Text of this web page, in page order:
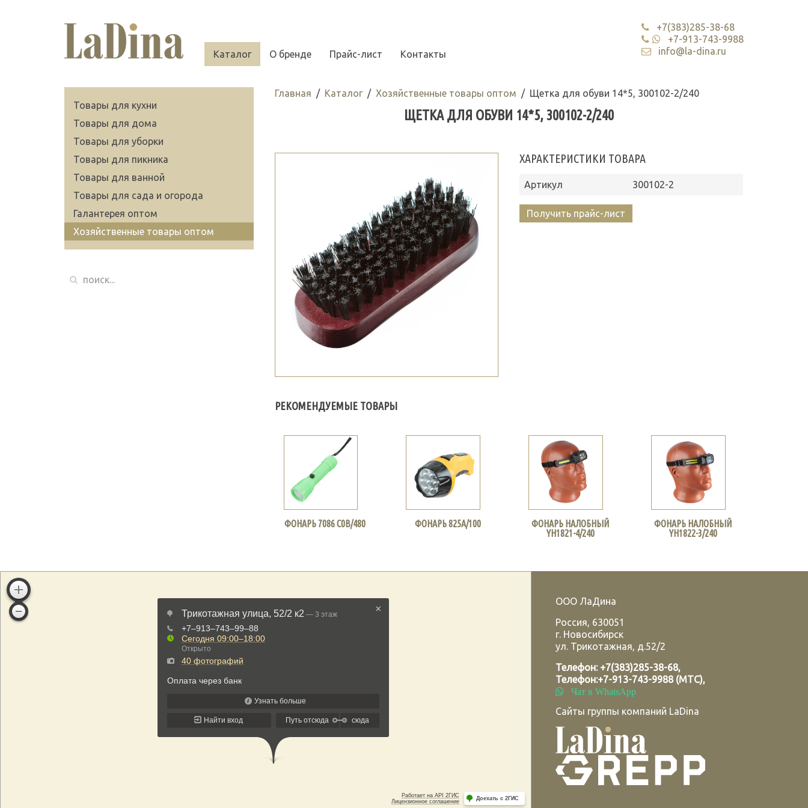
Каталог О бренде Прайс-лист Контакты
+7(383)285-38-68
+7-913-743-9988
info@la-dina.ru
Главная Каталог Хозяйственные товары оптом Щетка для обуви 14*5, 300102-2/240
ЩЕТКА ДЛЯ ОБУВИ 14*5, 300102-2/240
ХАРАКТЕРИСТИКИ ТОВАРА
Артикул 300102-2
Получить прайс-лист
РЕКОМЕНДУЕМЫЕ ТОВАРЫ
ФОНАРЬ 7086 С0В/480 ФОНАРЬ 825А/100
ФОНАРЬ НАЛОБНЫЙ
YH1821-4/240
ФОНАРЬ НАЛОБНЫЙ
YH1822-3/240
Товары для кухни
Товары для дома
Товары для уборки
Товары для пикника
Товары для ванной
Товары для сада и огорода
Галантерея оптом
Хозяйственные товары оптом
ООО ЛаДина
Россия, 630051
г. Новосибирск
ул. Трикотажная, д.52/2
Телефон: +7(383)285-38-68,
Телефон:+7-913-743-9988 (МТС),
Чат в WhatsApp
Сайты группы компаний LaDina